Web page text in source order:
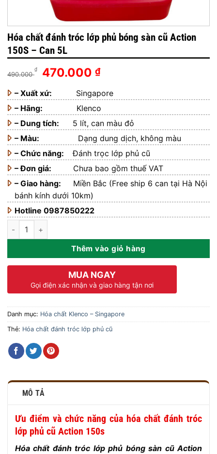
Hóa chất đánh tróc lớp phủ bóng sàn cũ Action
150S – Can 5L
490.000
₫
Giá
là:
490.000 ₫.
470.000 ₫Giá
tại
là:
470.000 ₫.
– Xuất xứ: Singapore
– Hãng: Klenco
– Dung tích: 5 lít, can màu đỏ
– Màu: Dạng dung dịch, không màu
– Chức năng:
Đánh trọc lớp phủ cũ
– Đơn giá: Chưa bao gồm thuế VAT
– Giao hàng: Miền Bắc (Free ship 6 can tại Hà Nội
bánh kính dưới 10km)
Hotline 0987850222
Hóa chất đánh tróc lớp phủ bóng sàn cũ Action 150S - Can 5L
Thêm vào giỏ hàng
MUA NGAY
Gọi điện xác nhận và giao hàng tận nơi
Danh mục: Hóa chất Klenco – Singapore
Thẻ: Hóa chất đánh tróc lớp phủ cũ
MÔ TẢ
Ưu điểm và chức năng của hóa chất đánh tróc
lớp phủ cũ Action 150s
Hóa chất đánh tróc lớp phủ bóng sàn cũ Action